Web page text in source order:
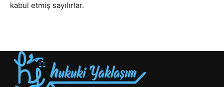
kabul etmiş sayılırlar.